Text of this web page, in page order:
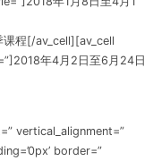
程[/av_cell][av_cell
年4月2日至6月24日
vertical_alignment=”
border=”